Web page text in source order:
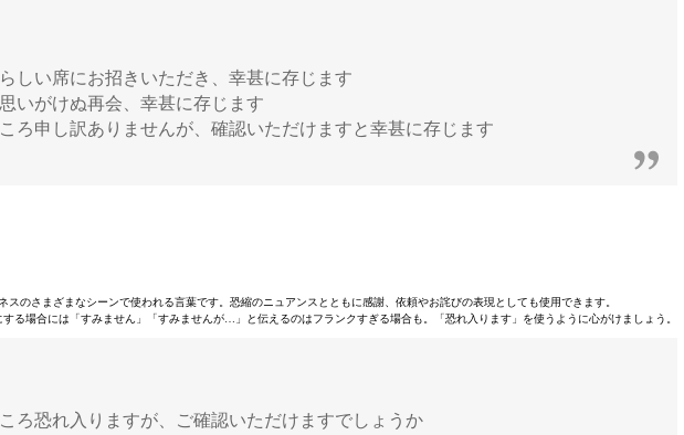
しい席にお招きいただき、幸甚に存じます
いがけぬ再会、幸甚に存じます
ろ申し訳ありませんが、確認いただけますと幸甚に存じます
スのさまざまなシーンで使われる言葉です。恐縮のニュアンスとともに感謝、依頼やお詫びの表現としても使用できます。
る場合には「すみません」「すみませんが…」と伝えるのはフランクすぎる場合も。「恐れ入ります」を使うように心がけましょう。
ろ恐れ入りますが、ご確認いただけますでしょうか